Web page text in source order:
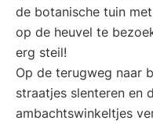
de botanische tuin
op de heuvel te
erg steil!
Op de terugweg naar
straatjes slenteren en
ambachtswinkeltjes